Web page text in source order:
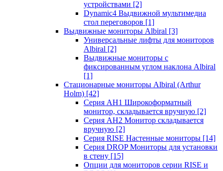
устройствами [2]
Dynamic4 Выдвижной мультимедиа
стол переговоров [1]
Выдвижные мониторы Albiral [3]
Универсальные лифты для мониторов
Albiral [2]
Выдвижные мониторы с
фиксированным углом наклона Albiral
[1]
Стационарные мониторы Albiral (Arthur
Holm) [42]
Серия AH1 Широкоформатный
монитор, складывается вручную [2]
Серия AH2 Монитор складывается
вручную [2]
Серия RISE Настенные мониторы [14]
Серия DROP Мониторы для установки
в стену [15]
Опции для мониторов серии RISE и